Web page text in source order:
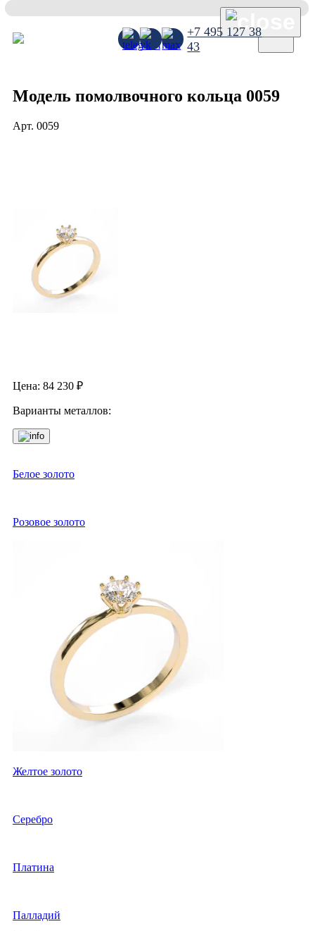
+7 495 127 38
43
Модель помолвочного кольца 0059
Арт. 0059
Цена: 84 230 ₽
Варианты металлов:
Белое золото
Розовое золото
Желтое золото
Серебро
Платина
Палладий
×